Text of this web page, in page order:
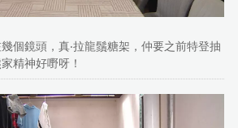
個鏡頭，真‧拉龍鬚糖架，仲要之前特登抽
精神好嘢呀！